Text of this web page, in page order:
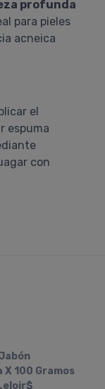
profunda
para pieles
acneica
el
espuma
con
100 Gramos